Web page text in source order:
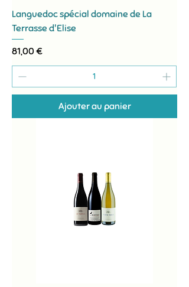
Languedoc spécial domaine de La
Terrasse d'Elise
Prix
81,00 €
Ajouter au panier